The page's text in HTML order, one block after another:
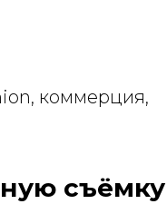
коммерция,
съёмку